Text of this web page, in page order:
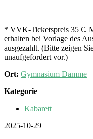
* VVK-Ticketspreis 35 €.
erhalten bei Vorlage des
ausgezahlt. (Bitte zeigen
unaufgefordert vor.)
Ort: Gymnasium Damme
Kategorie
Kabarett
2025-10-29